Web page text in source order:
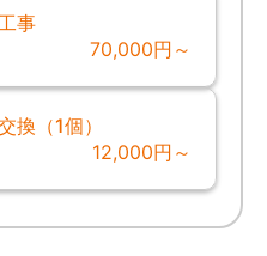
事
70,000円～
換（1個）
12,000円～